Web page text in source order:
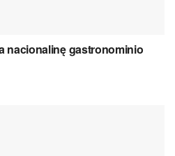
nacionalinę gastronominio